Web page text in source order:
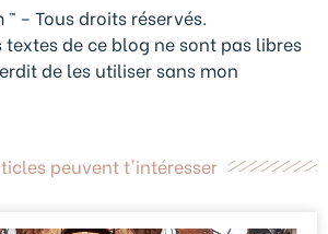
– Tous droits réservés.
textes de ce blog ne sont pas libres
de les utiliser sans mon
peuvent t'intéresser